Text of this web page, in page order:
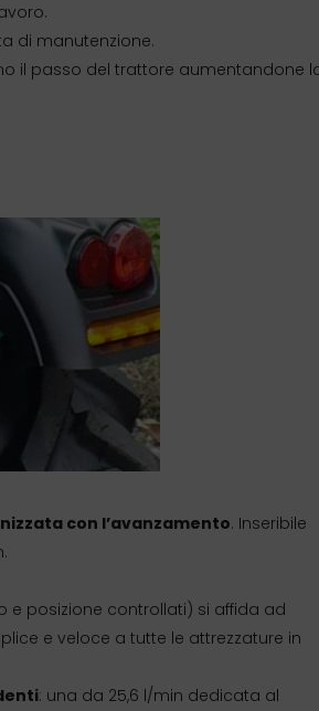
di manutenzione.
il passo del trattore aumentandone
con l’avanzamento. Inseribile
e posizione controllati) si affida ad
e veloce a tutte le attrezzature in
: una da 25,6 l/min dedicata al